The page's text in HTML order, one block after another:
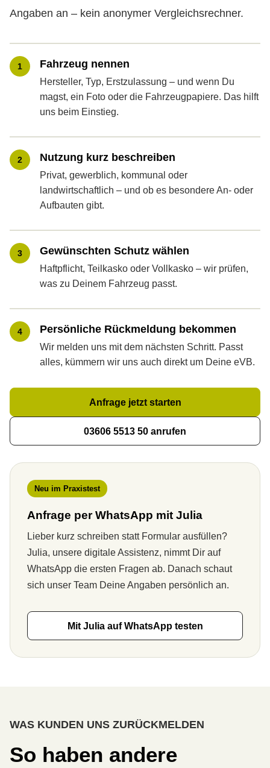
Angaben an – kein anonymer Vergleichsrechner.
1 Fahrzeug nennen
Hersteller, Typ, Erstzulassung – und wenn Du
magst, ein Foto oder die Fahrzeugpapiere. Das hilft
uns beim Einstieg.
2 Nutzung kurz beschreiben
Privat, gewerblich, kommunal oder
landwirtschaftlich – und ob es besondere An- oder
Aufbauten gibt.
3 Gewünschten Schutz wählen
Haft­pflicht, Teilkasko oder Vollkasko – wir prüfen,
was zu Deinem Fahrzeug passt.
4 Persönliche Rückmeldung bekommen
Wir melden uns mit dem nächsten Schritt. Passt
alles, kümmern wir uns auch direkt um Deine eVB.
Anfrage jetzt starten
03606 5513 50 anrufen
Neu im Praxistest
Anfrage per WhatsApp mit Julia
Lieber kurz schreiben statt Formular ausfüllen?
Julia, unsere digitale Assistenz, nimmt Dir auf
WhatsApp die ersten Fragen ab. Danach schaut
sich unser Team Deine Angaben persönlich an.
Mit Julia auf WhatsApp testen
WAS KUNDEN UNS ZURÜCKMELDEN
So haben andere